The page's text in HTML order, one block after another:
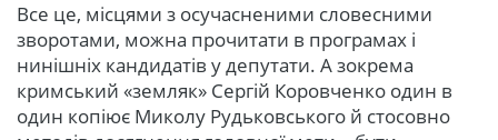
Все це, місцями з осучасненими словесними
зворотами, можна прочитати в програмах і
нинішніх кандидатів у депутати. А зокрема
кримський «земляк» Сергій Коровченко один в
один копіює Миколу Рудьковського й стосовно